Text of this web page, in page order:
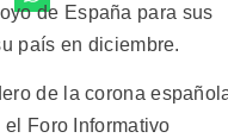
de España para sus
país en diciembre.
de la corona
Foro Informativo